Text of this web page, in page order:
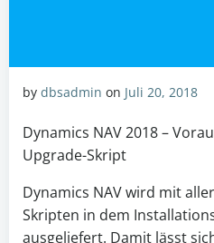
by dbsadmin on Juli 20, 2018
Dynamics NAV 2018 –
Upgrade-Skript
Dynamics NAV wird mit
Skripten in dem
ausgeliefert. Damit lässt